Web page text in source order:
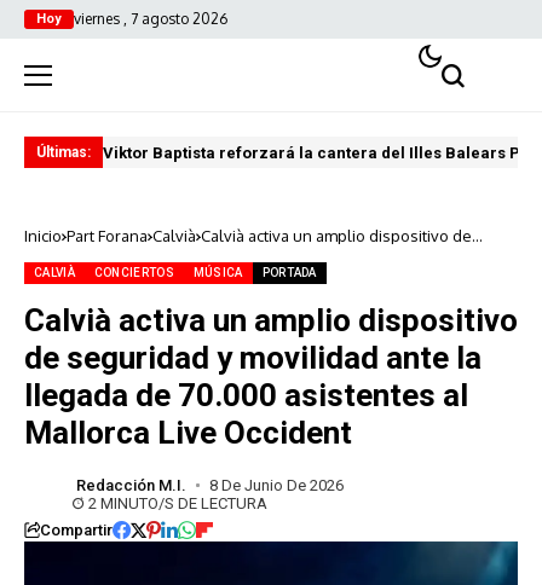
Hoy viernes , 7 agosto 2026
Últimas: Viktor Baptista reforzará la cantera del Illes Balears
Inicio Part Forana Calvià Calvià activa un amplio dispositivo de
70.000 asistentes al Mallorca Live Occident
CALVIÀ CONCIERTOS MÚSICA PORTADA
Calvià activa un amplio dispositivo
de seguridad y movilidad ante la
llegada de 70.000 asistentes al
Mallorca Live Occident
Redacción M.I.
8 De Junio De 2026
2 MINUTO/S DE LECTURA
Compartir